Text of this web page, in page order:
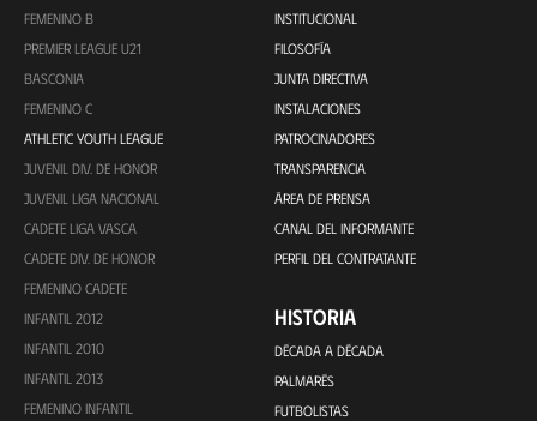
FEMENINO B
PREMIER LEAGUE U21
BASCONIA
FEMENINO C
ATHLETIC YOUTH LEAGUE
JUVENIL DIV. DE HONOR
JUVENIL LIGA NACIONAL
CADETE LIGA VASCA
CADETE DIV. DE HONOR
FEMENINO CADETE
INFANTIL 2012
INFANTIL 2010
INFANTIL 2013
FEMENINO INFANTIL
INSTITUCIONAL
FILOSOFÍA
JUNTA DIRECTIVA
INSTALACIONES
PATROCINADORES
TRANSPARENCIA
ÁREA DE PRENSA
CANAL DEL INFORMANTE
PERFIL DEL CONTRATANTE
HISTORIA
DÉCADA A DÉCADA
PALMARÉS
FUTBOLISTAS